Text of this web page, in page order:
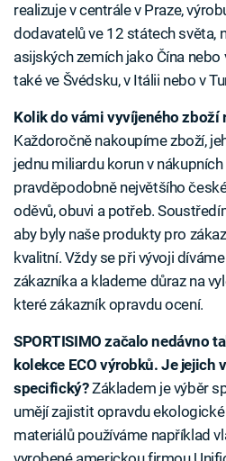
realizuje v centrále v Praze,
dodavatelů ve 12 státech světa,
asijských zemích jako Čína nebo
také ve Švédsku, v Itálii nebo v
Kolik do vámi vyvíjeného zboží
Každoročně nakoupíme zboží,
jednu miliardu korun v
pravděpodobně největšího
oděvů, obuvi a potřeb.
aby byly naše produkty pro
kvalitní. Vždy se při vývoji
zákazníka a klademe důraz na
které zákazník opravdu ocení.
SPORTISIMO začalo nedávno
kolekce ECO výrobků. Je jejich
specifický?Základem je výběr
umějí zajistit opravdu
materiálů používáme například